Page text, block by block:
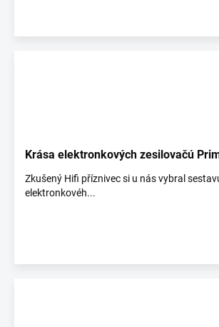
Krása elektronkových zesilovačú
Zkušený Hifi příznivec si u nás vybral
elektronkovéh...